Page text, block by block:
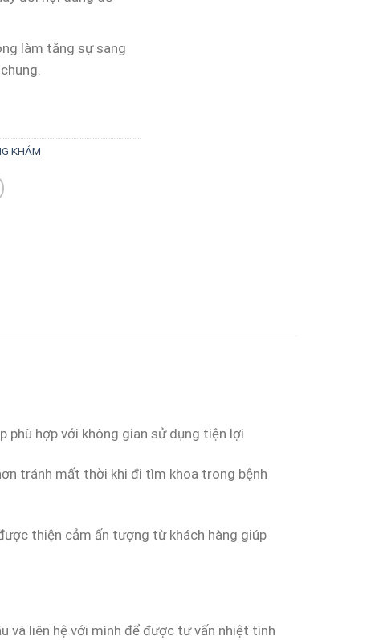
làm tăng sự sang
KHÁM
phù hợp với không gian sử dụng tiện lợi
tránh mất thời khi đi tìm khoa trong bệnh
thiện cảm ấn tượng từ khách hàng giúp
và liên hệ với mình để được tư vấn nhiệt tình